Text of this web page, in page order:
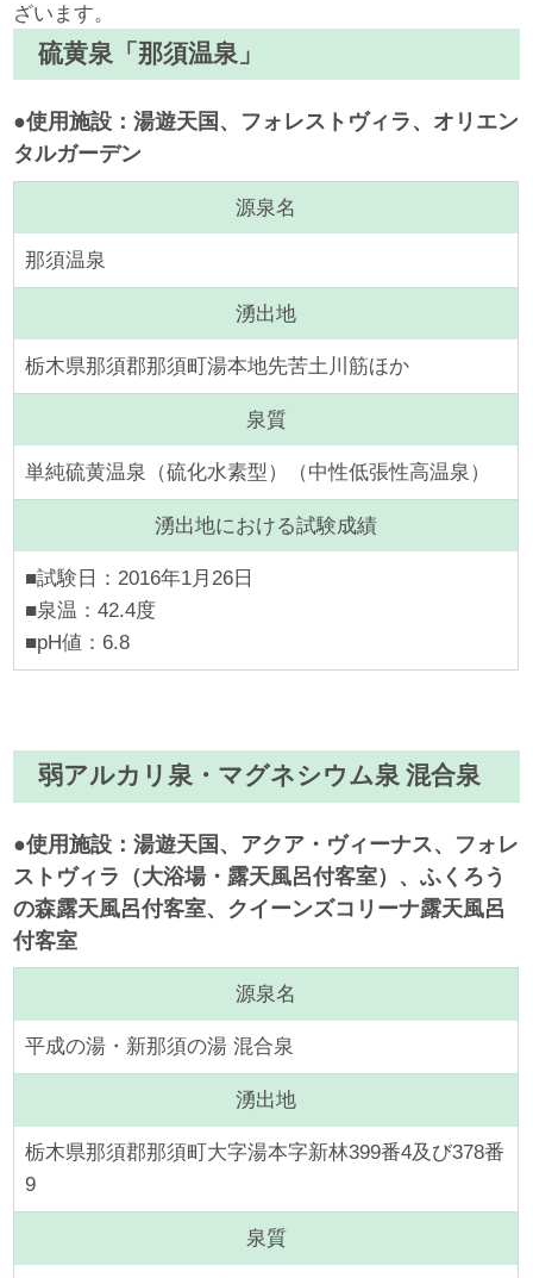
ざいます。
硫黄泉「那須温泉」
●使用施設：湯遊天国、フォレストヴィラ、オリエン
タルガーデン
源泉名
那須温泉
湧出地
栃木県那須郡那須町湯本地先苦土川筋ほか
泉質
単純硫黄温泉（硫化水素型）（中性低張性高温泉）
湧出地における試験成績
■試験日：2016年1月26日
■泉温：42.4度
■pH値：6.8
弱アルカリ泉・マグネシウム泉 混合泉
●使用施設：湯遊天国、アクア・ヴィーナス、フォレ
ストヴィラ（大浴場・露天風呂付客室）、ふくろう
の森露天風呂付客室、クイーンズコリーナ露天風呂
付客室
源泉名
平成の湯・新那須の湯 混合泉
湧出地
栃木県那須郡那須町大字湯本字新林399番4及び378番
9
泉質